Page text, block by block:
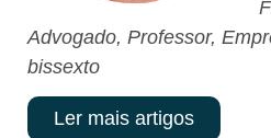
Advogado, Professor,
bissexto
Ler mais artigos